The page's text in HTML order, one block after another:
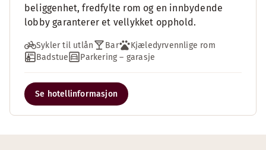
beliggenhet, fredfylte rom og en innbydende
lobby garanterer et vellykket opphold.
Sykler til utlån Bar
Kjæledyrvennlige rom
Badstue
Parkering – garasje
Se hotellinformasjon